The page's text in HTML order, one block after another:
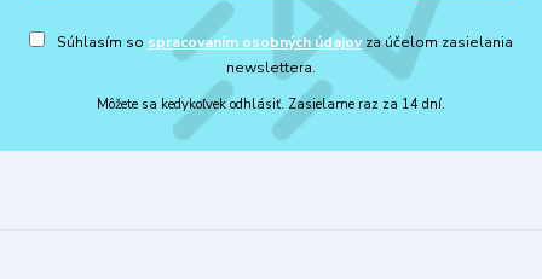
Súhlasím so spracovaním osobných údajovza účelom zasielania
newslettera.
Môžete sa kedykoľvek odhlásiť. Zasielame raz za 14 dní.